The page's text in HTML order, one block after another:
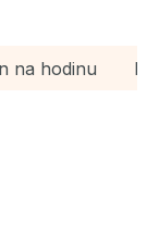
na hodinu